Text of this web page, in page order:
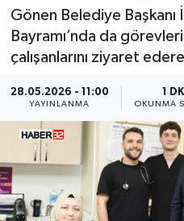
Gönen Belediye Başkanı
Bayramı’nda da
çalışanlarını ziyaret
28.05.2026 - 11:00
YAYINLANMA
1 DK
OKUNMA
BİLİM VE TEKNOLOJİ
EĞİTİM
GENEL
Güncel
HABERDE İNSAN
İlginç
Tüm Manşetler
Son Dakika Haberleri
Haber Arşivi